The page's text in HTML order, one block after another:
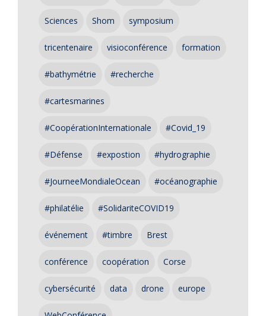
Sciences Shom symposium
tricentenaire visioconférence formation
#bathymétrie #recherche
#cartesmarines
#CoopérationInternationale #Covid_19
#Défense #expostion #hydrographie
#JourneeMondialeOcean #océanographie
#philatélie #SolidariteCOVID19
événement #timbre Brest
conférence coopération Corse
cybersécurité data drone europe